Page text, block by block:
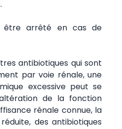
être arrêté en cas de
antibiotiques qui sont
par voie rénale, une
excessive peut se
de la fonction
rénale connue, la
des antibiotiques